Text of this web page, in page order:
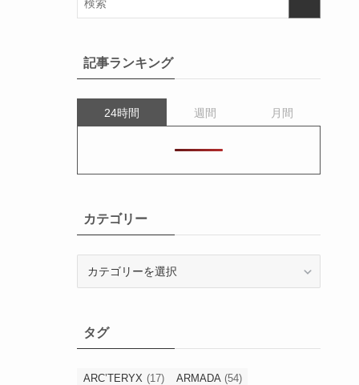
記事ランキング
24時間 週間 月間
カテゴリー
ータグ
ARC’TERYX (17) ARMADA (54)